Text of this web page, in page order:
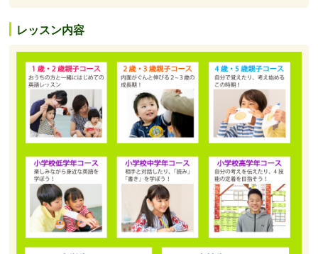
レッスン内容